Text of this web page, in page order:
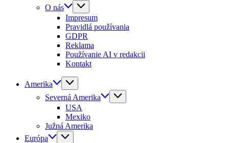
O nás
Impresum
Pravidlá používania
GDPR
Reklama
Používanie AI v redakcii
Kontakt
Amerika
Severná Amerika
USA
Mexiko
Južná Amerika
Európa